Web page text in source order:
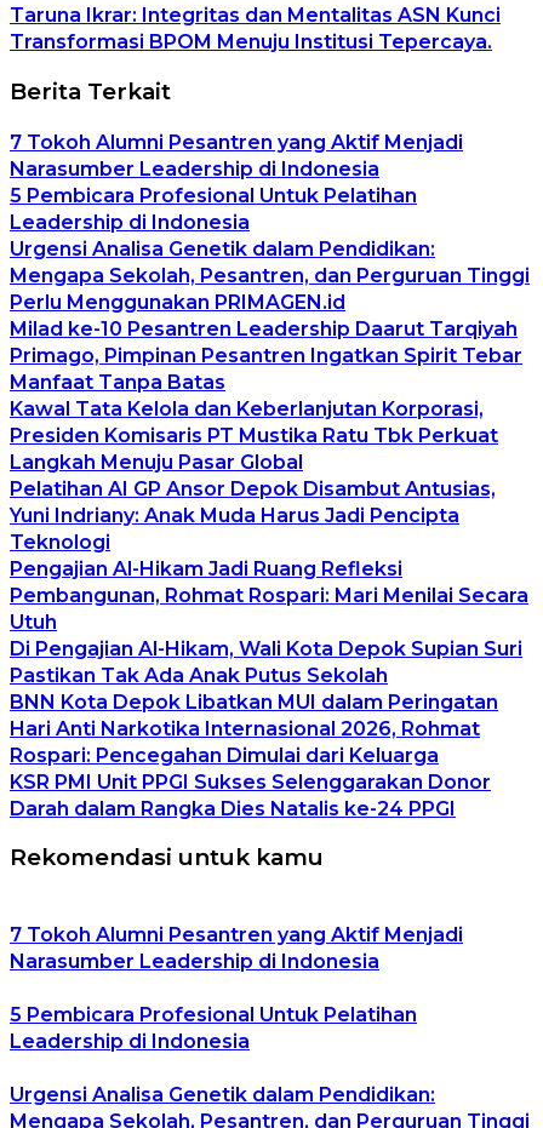
Taruna Ikrar: Integritas dan Mentalitas ASN Kunci
Transformasi BPOM Menuju Institusi Tepercaya.
Berita Terkait
7 Tokoh Alumni Pesantren yang Aktif Menjadi
Narasumber Leadership di Indonesia
5 Pembicara Profesional Untuk Pelatihan
Leadership di Indonesia
Urgensi Analisa Genetik dalam Pendidikan:
Mengapa Sekolah, Pesantren, dan Perguruan Tinggi
Perlu Menggunakan PRIMAGEN.id
Milad ke-10 Pesantren Leadership Daarut Tarqiyah
Primago, Pimpinan Pesantren Ingatkan Spirit Tebar
Manfaat Tanpa Batas
Kawal Tata Kelola dan Keberlanjutan Korporasi,
Presiden Komisaris PT Mustika Ratu Tbk Perkuat
Langkah Menuju Pasar Global
Pelatihan AI GP Ansor Depok Disambut Antusias,
Yuni Indriany: Anak Muda Harus Jadi Pencipta
Teknologi
Pengajian Al-Hikam Jadi Ruang Refleksi
Pembangunan, Rohmat Rospari: Mari Menilai Secara
Utuh
Di Pengajian Al-Hikam, Wali Kota Depok Supian Suri
Pastikan Tak Ada Anak Putus Sekolah
BNN Kota Depok Libatkan MUI dalam Peringatan
Hari Anti Narkotika Internasional 2026, Rohmat
Rospari: Pencegahan Dimulai dari Keluarga
KSR PMI Unit PPGI Sukses Selenggarakan Donor
Darah dalam Rangka Dies Natalis ke-24 PPGI
Rekomendasi untuk kamu
7 Tokoh Alumni Pesantren yang Aktif Menjadi
Narasumber Leadership di Indonesia
5 Pembicara Profesional Untuk Pelatihan
Leadership di Indonesia
Urgensi Analisa Genetik dalam Pendidikan:
Mengapa Sekolah, Pesantren, dan Perguruan Tinggi